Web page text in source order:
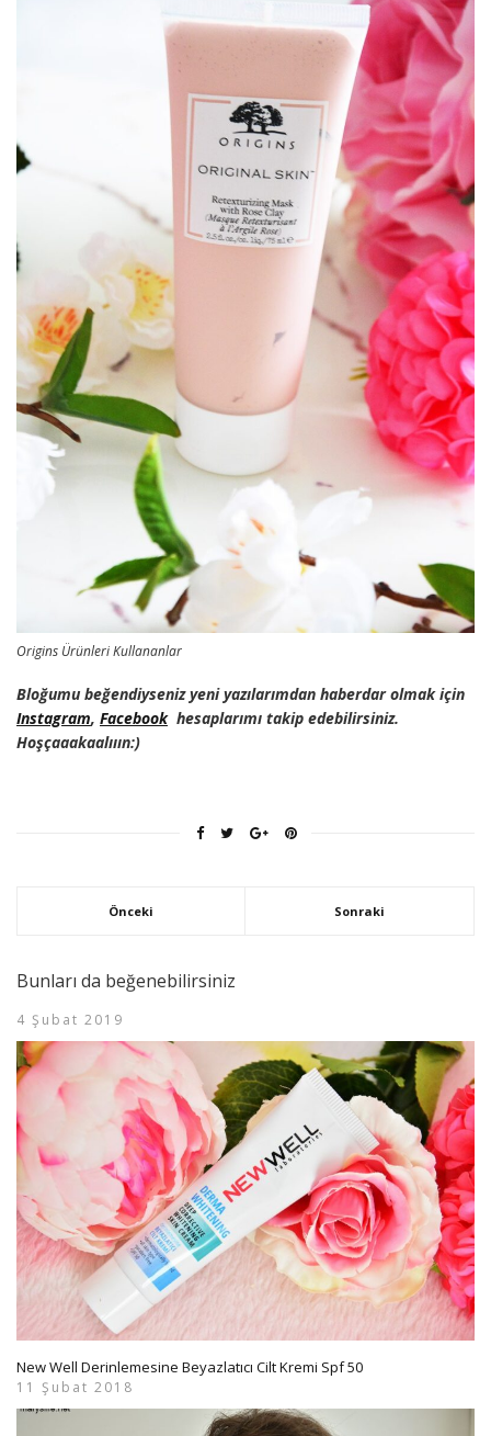
Origins Ürünleri Kullananlar
Bloğumu beğendiyseniz yeni yazılarımdan haberdar olmak için
Instagram, Facebookhesaplarımı takip edebilirsiniz.
Hoşçaaakaalııın:)
Önceki Sonraki
Bunları da beğenebilirsiniz
4 Şubat 2019
New Well Derinlemesine Beyazlatıcı Cilt Kremi Spf 50
11 Şubat 2018